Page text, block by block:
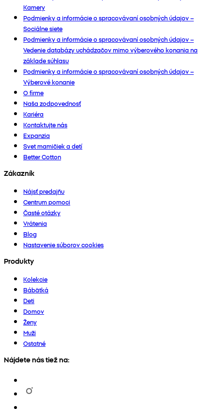
Kamery
Podmienky a informácie o spracovávaní osobných údajov –
Sociálne siete
Podmienky a informácie o spracovávaní osobných údajov –
Vedenie databázy uchádzačov mimo výberového konania na
základe súhlasu
Podmienky a informácie o spracovávaní osobných údajov –
Výberové konanie
O firme
Naša zodpovednosť
Kariéra
Kontaktujte nás
Expanzia
Svet mamičiek a detí
Better Cotton
Zákazník
Nájsť predajňu
Centrum pomoci
Časté otázky
Vrátenia
Blog
Nastavenie súborov cookies
Produkty
Kolekcie
Bábätká
Deti
Domov
Ženy
Muži
Ostatné
Nájdete nás tiež na: